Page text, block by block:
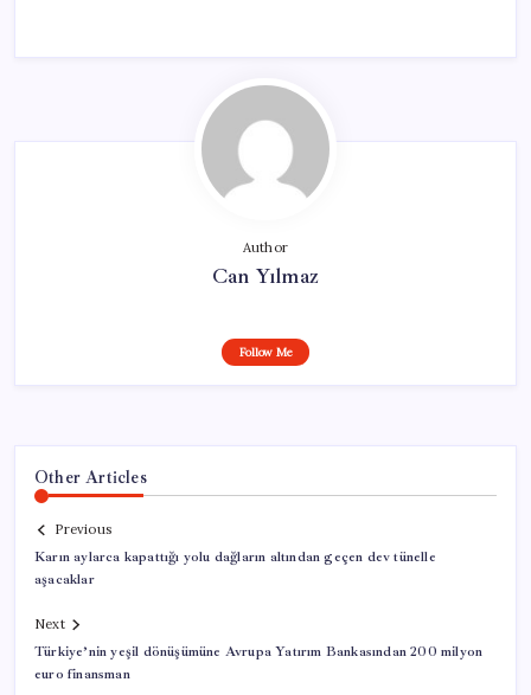
Author
Can Yılmaz
Follow Me
Other Articles
Previous
Karın aylarca kapattığı yolu dağların altından geçen dev tünelle
aşacaklar
Next
Türkiye’nin yeşil dönüşümüne Avrupa Yatırım Bankasından 200 milyon
euro finansman